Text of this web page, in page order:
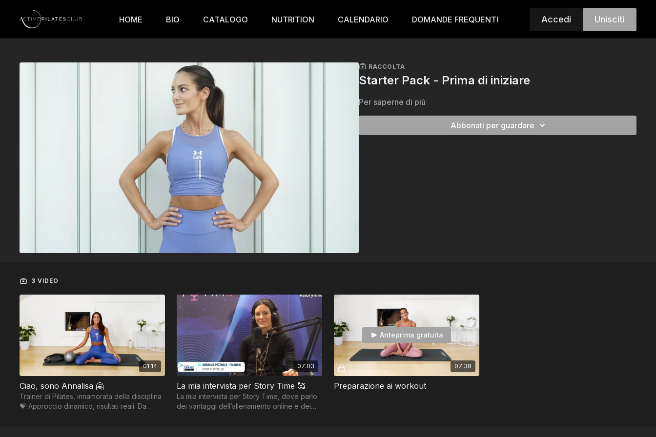
HOME BIO CATALOGO NUTRITION CALENDARIO DOMANDE FREQUENTI Accedi Unisciti
RACCOLTA
Starter Pack - Prima di iniziare
Per saperne di più
Abbonati per guardare
3 VIDEO
01:14
Ciao, sono Annalisa 🤗
Trainer di Pilates, innamorata della disciplina
💝 Approccio dinamico, risultati reali. Da
07:03
La mia intervista per Story Time 🥰
La mia intervista per Story Time, dove parlo
dei vantaggi dell’allenamento online e dei
parto.
07:38
Anteprima gratuita
Preparazione ai workout